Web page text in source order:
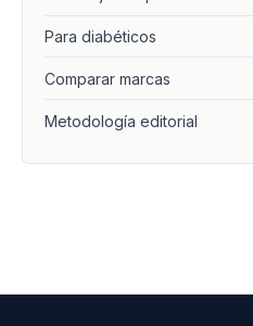
Para diabéticos
Comparar marcas
Metodología editorial